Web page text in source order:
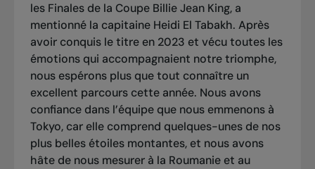
les Finales de la Coupe Billie Jean King, a
mentionné la capitaine Heidi El Tabakh. Après
avoir conquis le titre en 2023 et vécu toutes les
émotions qui accompagnaient notre triomphe,
nous espérons plus que tout connaître un
excellent parcours cette année. Nous avons
confiance dans l’équipe que nous emmenons à
Tokyo, car elle comprend quelques-unes de nos
plus belles étoiles montantes, et nous avons
hâte de nous mesurer à la Roumanie et au